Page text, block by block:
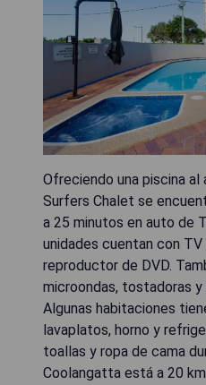
Ofreciendo una piscina al
Surfers Chalet se
a 25 minutos en auto de
unidades cuentan con
reproductor de DVD.
microondas, tostadoras
Algunas habitaciones
lavaplatos, horno y
toallas y ropa de cama
Coolangatta está a 20